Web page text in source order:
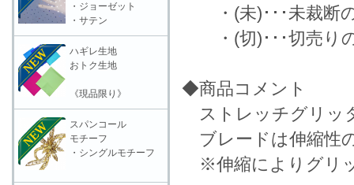
・(未)･･･未裁断
・(切)･･･切売り
◆商品コメント
ストレッチグリッ
ブレードは伸縮性
※伸縮によりグリ
・ジョーゼット
・サテン
ハギレ生地
おトク生地
《現品限り》
スパンコール
モチーフ
・シングルモチーフ